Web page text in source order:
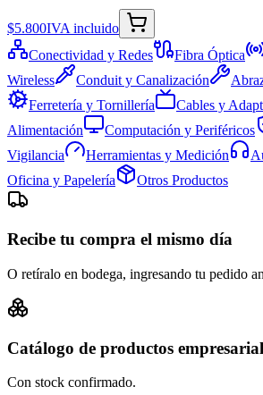
$5.800IVA incluido
Conectividad y Redes
Fibra Óptica
Wireless
Conduit y Canalización
Ferretería y Tornillería
Cables y
Alimentación
Computación y Periféricos
Vigilancia
Herramientas y Medición
Oficina y Papelería
Otros Productos
Recibe tu compra el mismo día
O retíralo en bodega, ingresando tu pedido
Catálogo de productos
Con stock confirmado.